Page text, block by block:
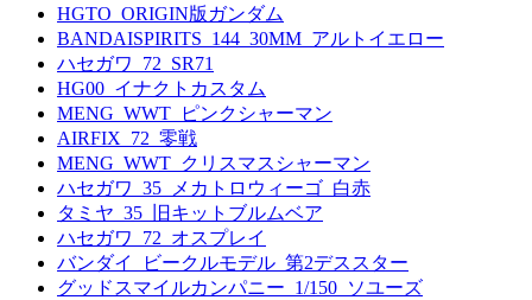
HGTO_ORIGIN版ガンダム
BANDAISPIRITS_144_30MM_アルトイエロー
ハセガワ_72_SR71
HG00_イナクトカスタム
MENG_WWT_ピンクシャーマン
AIRFIX_72_零戦
MENG_WWT_クリスマスシャーマン
ハセガワ_35_メカトロウィーゴ_白赤
タミヤ_35_旧キットブルムベア
ハセガワ_72_オスプレイ
バンダイ_ビークルモデル_第2デススター
グッドスマイルカンパニー_1/150_ソユーズ